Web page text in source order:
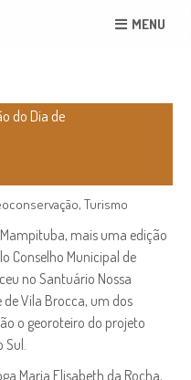
MENU
do Dia de
,Turismo
mais uma edição
Conselho Municipal de
no Santuário Nossa
Vila Brocca, um dos
o georoteiro do projeto
Sul.
Maria Elisabeth da Rocha,